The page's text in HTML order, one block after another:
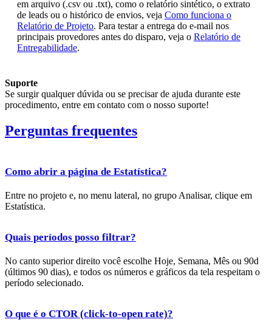
em arquivo (.csv ou .txt), como o relatório sintético, o extrato
de leads ou o histórico de envios, veja Como funciona o
Relatório de Projeto. Para testar a entrega do e-mail nos
principais provedores antes do disparo, veja o Relatório de
Entregabilidade.
Suporte
Se surgir qualquer dúvida ou se precisar de ajuda durante este
procedimento, entre em contato com o nosso suporte!
Perguntas frequentes
Como abrir a página de Estatística?
Entre no projeto e, no menu lateral, no grupo Analisar, clique em
Estatística.
Quais períodos posso filtrar?
No canto superior direito você escolhe Hoje, Semana, Mês ou 90d
(últimos 90 dias), e todos os números e gráficos da tela respeitam o
período selecionado.
O que é o CTOR (click-to-open rate)?